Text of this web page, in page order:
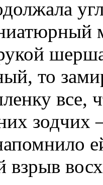
то
все,
взрыв